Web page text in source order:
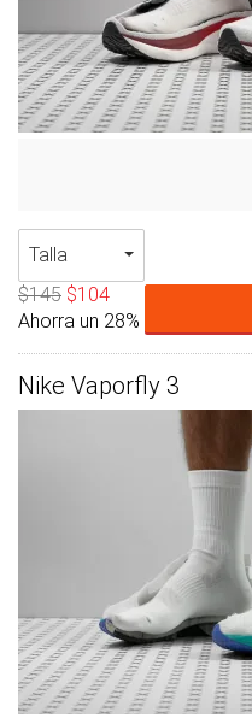
Talla
$145 $104
Ahorra un 28%
Nike Vaporfly 3